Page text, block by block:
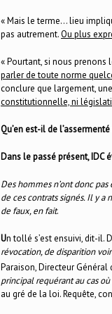
« Mais le terme… lieu
pas autrement.Ou plus
« Pourtant, si nous prenons
parler de toute norme
conclure que largement,
constitutionnelle, ni
Qu’en est-il de
Dans le passé présent,
Des hommes n’ont donc
de ces contrats signés. Il y a
de faux, en fait.
Un tollé s’est ensuivi, dit-il.
révocation, de disparition
Paraison, Directeur
principal requérant au cas
au gré de la loi. Requête,